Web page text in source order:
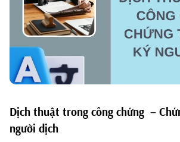
Dịch thuật trong công chứng –
người dịch